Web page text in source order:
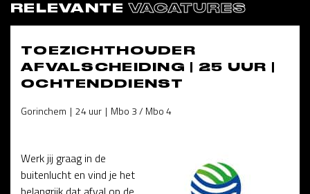
RELEVANTEVACATURES
TOEZICHTHOUDER
AFVALSCHEIDING | 25 UUR |
OCHTENDDIENST
Gorinchem 24 uur Mbo 3 / Mbo 4
Werk jij graag in de
buitenlucht en vind je het